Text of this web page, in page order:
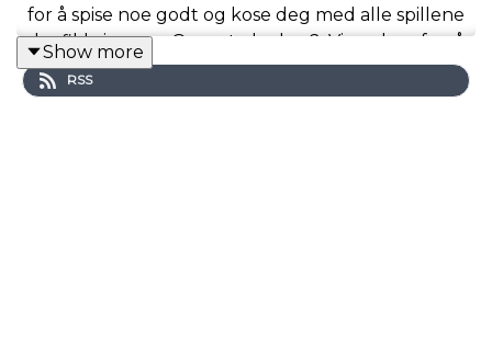
for å spise noe godt og kose deg med alle spillene
du fikk i gave. Og vet du hva? Vi er her for å
holde deg med selskap 🎁
Show more
RSS